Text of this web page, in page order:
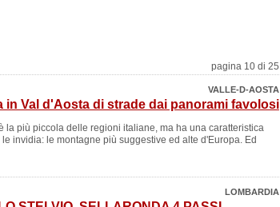
pagina 10 di 25
VALLE-D-AOSTA
in Val d'Aosta di strade dai panorami favolosi
la più piccola delle regioni italiane, ma ha una caratteristica
invidia: le montagne più suggestive ed alte d'Europa. Ed
LOMBARDIA